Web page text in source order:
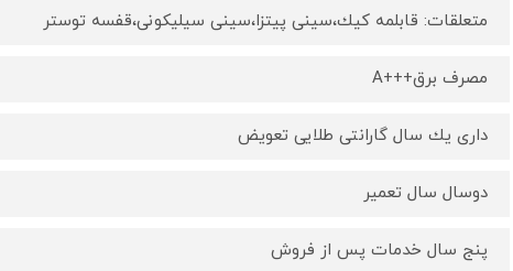
متعلقات: قابلمه كيك،سينى پيتزا،سينى سيليكونى،قفسه توستر
مصرف برق+++A
دارى يك سال گارانتى طلايى تعويض
دوسال سال تعمير
پنج سال خدمات پس از فروش